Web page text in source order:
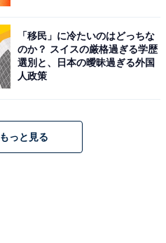
「移民」に冷たいのはどっちな
のか？ スイスの厳格過ぎる学歴
選別と、日本の曖昧過ぎる外国
人政策
っと見る